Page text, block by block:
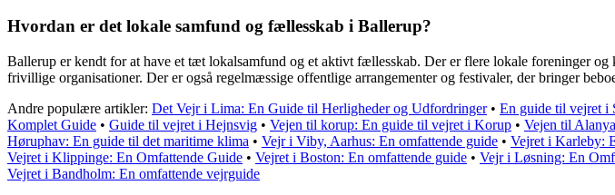
Hvordan er det lokale samfund og fællesskab i Ballerup?
Ballerup er kendt for at have et tæt lokalsamfund og et aktivt fællesskab. Der er flere lokale foreninger
frivillige organisationer. Der er også regelmæssige offentlige arrangementer og festivaler, der bringer
Andre populære artikler: Det Vejr i Lima: En Guide til Herligheder og Udfordringer• En guide til vejret i
Komplet Guide • Guide til vejret i Hejnsvig • Vejen til korup: En guide til vejret i Korup • Vejen til
Høruphav: En guide til det maritime klima • Vejr i Viby, Aarhus: En omfattende guide • Vejret i Karleby:
Vejret i Klippinge: En Omfattende Guide • Vejret i Boston: En omfattende guide • Vejr i Løsning: En
Vejret i Bandholm: En omfattende vejrguide